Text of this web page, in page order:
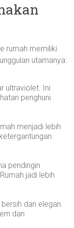
rumah memiliki
utamanya:
ultraviolet. Ini
penghuni
menjadi lebih
pendingin
jadi lebih
dan elegan.
dan